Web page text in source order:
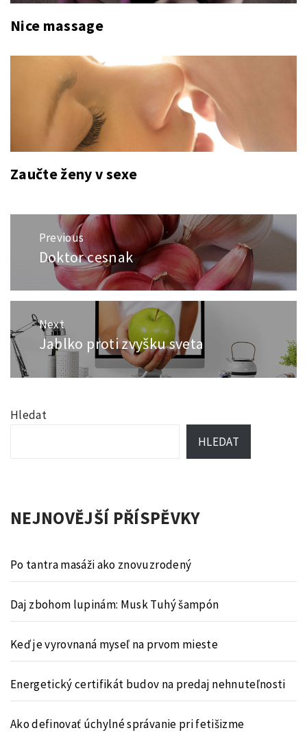
Nice massage
Zaučte ženy v sexe
Navigace
příspěvek
Previous
Previous
post:
Doktor cesnak
Next
Next
post:
Jablko proti zvyšku sveta
Hledat
HLEDAT
NEJNOVĚJŠÍ PŘÍSPĚVKY
Po tantra masáži ako znovuzrodený
Daj zbohom lupinám: Musk Tuhý šampón
Keď je vyrovnaná myseľ na prvom mieste
Energetický certifikát budov na predaj nehnuteľnosti
Ako definovať úchylné správanie pri fetišizme